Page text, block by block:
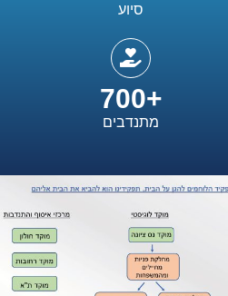
סיוע​
+
700
מתנדבים